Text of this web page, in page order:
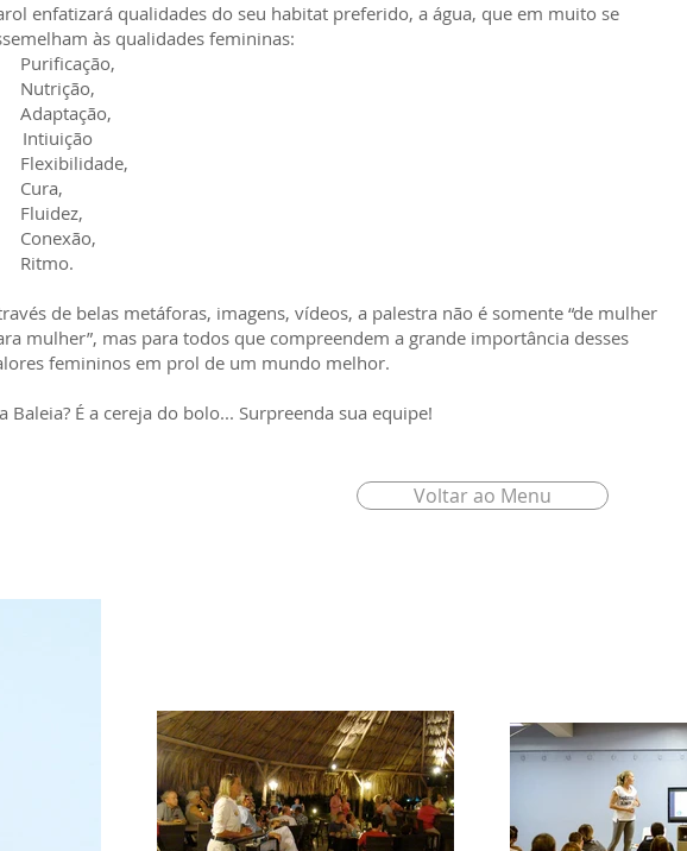
enfatizará qualidades do seu habitat preferido, a água, que em muito se
às qualidades femininas:
Nutrição,
Cura,
Fluidez,
Ritmo.
de belas metáforas, imagens, vídeos, a palestra não é somente “de mulher
mulher”, mas para todos que compreendem a grande importância desses
femininos em prol de um mundo melhor.
Baleia? É a cereja do bolo... Surpreenda sua equipe!
Voltar ao Menu